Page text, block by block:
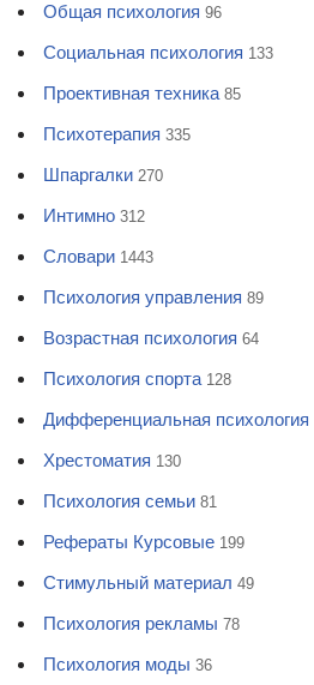
Общая психология 96
Социальная психология 133
Проективная техника 85
Психотерапия 335
Шпаргалки 270
Интимно 312
Словари 1443
Психология управления 89
Возрастная психология 64
Психология спорта 128
Дифференциальная психология
Хрестоматия 130
Психология семьи 81
Рефераты Курсовые 199
Стимульный материал 49
Психология рекламы 78
Психология моды 36